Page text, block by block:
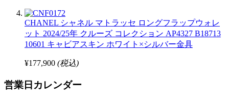
CHANEL シャネル マトラッセ ロングフラップウォレ
ット 2024/25年 クルーズ コレクション AP4327 B18713
10601 キャビアスキン ホワイト×シルバー金具
¥177,900 (税込)
営業日カレンダー